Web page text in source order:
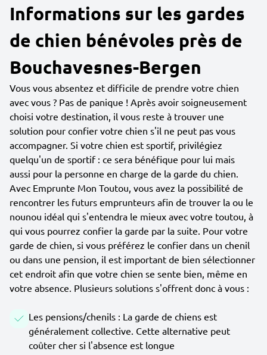
Informations sur les gardes
de chien bénévoles près de
Bouchavesnes-Bergen
Vous vous absentez et difficile de prendre votre chien
avec vous ? Pas de panique ! Après avoir soigneusement
choisi votre destination, il vous reste à trouver une
solution pour confier votre chien s'il ne peut pas vous
accompagner. Si votre chien est sportif, privilégiez
quelqu'un de sportif : ce sera bénéfique pour lui mais
aussi pour la personne en charge de la garde du chien.
Avec Emprunte Mon Toutou, vous avez la possibilité de
rencontrer les futurs emprunteurs afin de trouver la ou le
nounou idéal qui s'entendra le mieux avec votre toutou, à
qui vous pourrez confier la garde par la suite. Pour votre
garde de chien, si vous préférez le confier dans un chenil
ou dans une pension, il est important de bien sélectionner
cet endroit afin que votre chien se sente bien, même en
votre absence. Plusieurs solutions s'offrent donc à vous :
Les pensions/chenils : La garde de chiens est
généralement collective. Cette alternative peut
coûter cher si l'absence est longue